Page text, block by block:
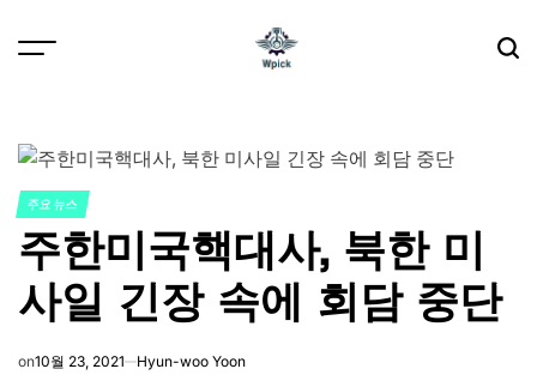
POSTED
IN
주요 뉴스
주한미국핵대사, 북한 미
사일 긴장 속에 회담 중단
on10월 23, 2021 Hyun-woo Yoon